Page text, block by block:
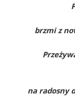
brzmi z
na radosny